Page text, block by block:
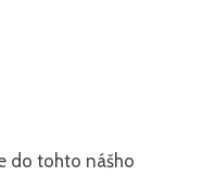
do tohto nášho